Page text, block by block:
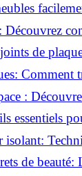
en un clin
Découvrez
de
les
Comment
:
essentiels
isolant:
de beauté: